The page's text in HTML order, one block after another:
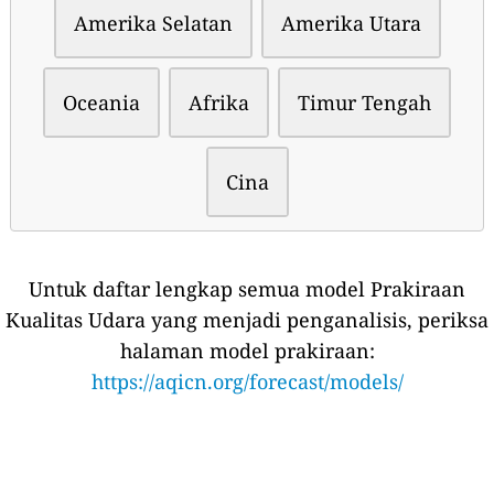
Amerika Selatan Amerika Utara
Oceania Afrika Timur Tengah
Cina
Untuk daftar lengkap semua model Prakiraan
Kualitas Udara yang menjadi penganalisis, periksa
halaman model prakiraan:
https://aqicn.org/forecast/models/